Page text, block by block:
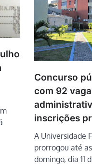
Concurso
com 92
inscrições
A Universidade
prorrogou até
domingo, dia 11